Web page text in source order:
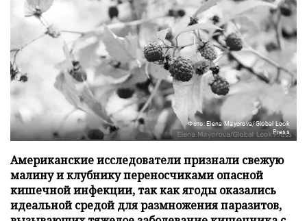
Фото: Elena Mayorova/Global Look
Press
Американские исследователи признали свежую
малину и клубнику переносчиками опасной
кишечной инфекции, так как ягоды оказались
идеальной средой для размножения паразитов,